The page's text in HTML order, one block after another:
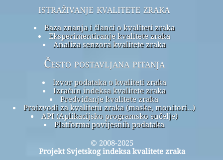
istraživanje kvalitete zraka
Baza znanja i članci o kvaliteti zraka
Eksperimentiranje kvalitete zraka
Analiza senzora kvalitete zraka
Često postavljana pitanja
Izvor podataka o kvaliteti zraka
Izračun indeksa kvalitete zraka
Predviđanje kvalitete zraka
Proizvodi za kvalitetu zraka (maske, monitori…)
API (Aplikacijsko programsko sučelje)
Platforma povijesnih podataka
© 2008-2025
Projekt Svjetskog indeksa kvalitete zraka